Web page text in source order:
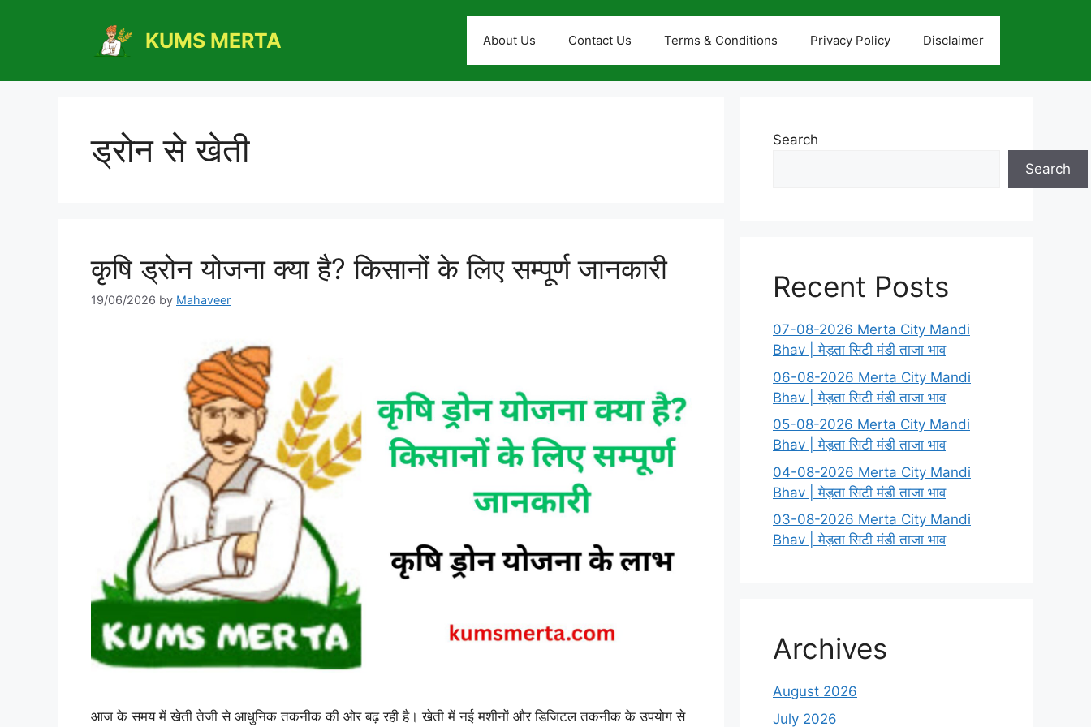
KUMS MERTA About Us Contact Us Terms & Conditions Privacy Policy Disclaimer
ड्रोन से खेती
कृषि ड्रोन योजना क्या है? किसानों के लिए सम्पूर्ण जानकारी
19/06/2026 by Mahaveer
आज के समय में खेती तेजी से आधुनिक तकनीक की ओर बढ़ रही है। खेती में नई मशीनों और डिजिटल तकनीक के उपयोग से
Search
Search
Recent Posts
07-08-2026 Merta City Mandi
Bhav | मेड़ता सिटी मंडी ताजा भाव
06-08-2026 Merta City Mandi
Bhav | मेड़ता सिटी मंडी ताजा भाव
05-08-2026 Merta City Mandi
Bhav | मेड़ता सिटी मंडी ताजा भाव
04-08-2026 Merta City Mandi
Bhav | मेड़ता सिटी मंडी ताजा भाव
03-08-2026 Merta City Mandi
Bhav | मेड़ता सिटी मंडी ताजा भाव
Archives
August 2026
July 2026